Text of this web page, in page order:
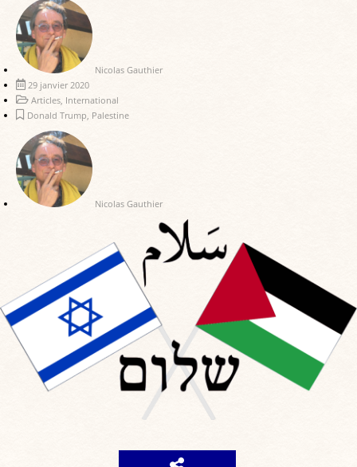
Nicolas Gauthier
29 janvier 2020
Articles, International
Donald Trump, Palestine
Nicolas Gauthier